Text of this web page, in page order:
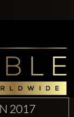
2017